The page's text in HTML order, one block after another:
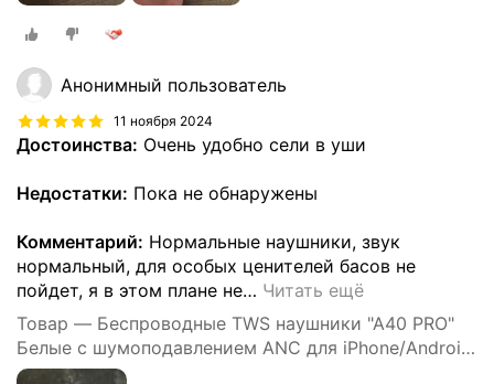
Анонимный пользователь
11 ноября 2024
Достоинства: Очень удобно сели в уши
Недостатки: Пока не обнаружены
Комментарий: Нормальные наушники, звук
нормальный, для особых ценителей басов не
пойдет, я в этом плане не… Читать ещё
Товар — Беспроводные TWS наушники "A40 PRO"
Белые с шумоподавлением ANC для iPhone/Android
сенсорные